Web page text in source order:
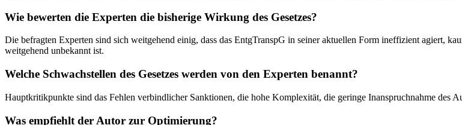
Wie bewerten die Experten die bisherige Wirkung des Gesetzes?
Die befragten Experten sind sich weitgehend einig, dass das EntgTranspG in seiner aktuellen Form ineffizient agiert,
weitgehend unbekannt ist.
Welche Schwachstellen des Gesetzes werden von den Experten benannt?
Hauptkritikpunkte sind das Fehlen verbindlicher Sanktionen, die hohe Komplexität, die geringe Inanspruchnahme des
Was empfiehlt der Autor zur Optimierung?